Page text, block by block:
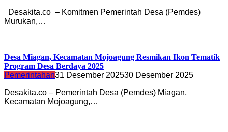
Desakita.co – Komitmen Pemerintah Desa (Pemdes)
Murukan,…
Desa Miagan, Kecamatan Mojoagung Resmikan Ikon Tematik
Program Desa Berdaya 2025
Pemerintahan31 Desember 202530 Desember 2025
Desakita.co – Pemerintah Desa (Pemdes) Miagan,
Kecamatan Mojoagung,…